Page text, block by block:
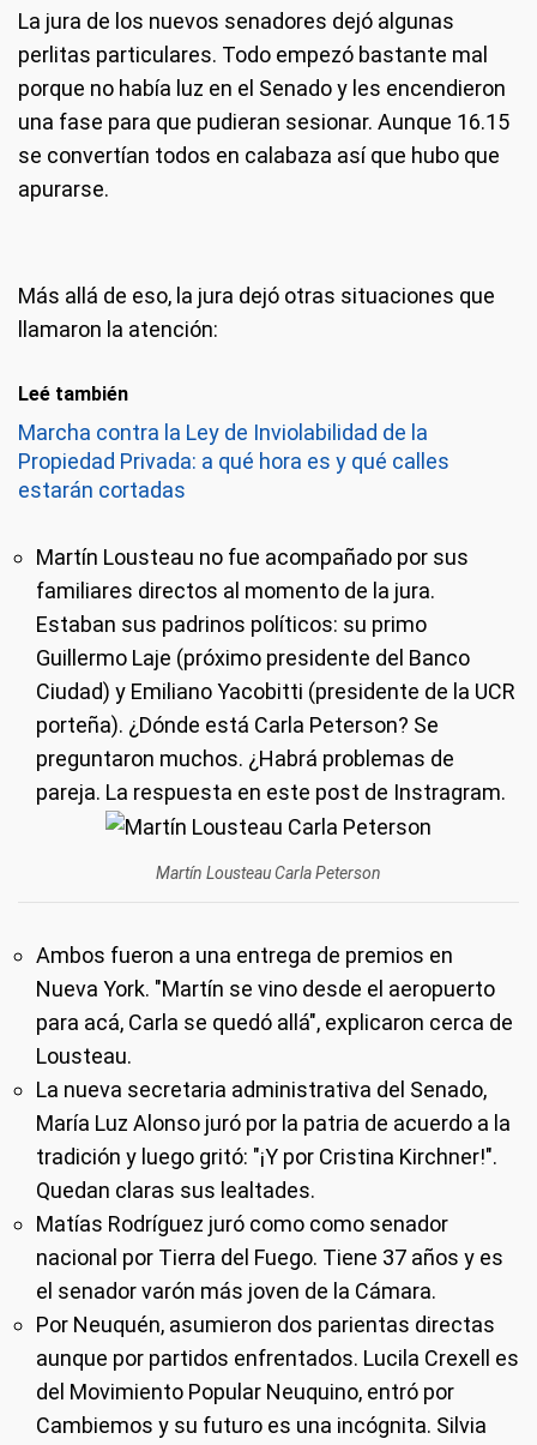
La jura de los nuevos senadores dejó algunas
perlitas particulares. Todo empezó bastante mal
porque no había luz en el Senado y les encendieron
una fase para que pudieran sesionar. Aunque 16.15
se convertían todos en calabaza así que hubo que
apurarse.
Más allá de eso, la jura dejó otras situaciones que
llamaron la atención:
Leé también
Marcha contra la Ley de Inviolabilidad de la
Propiedad Privada: a qué hora es y qué calles
estarán cortadas
Martín Lousteau no fue acompañado por sus
familiares directos al momento de la jura.
Estaban sus padrinos políticos: su primo
Guillermo Laje (próximo presidente del Banco
Ciudad) y Emiliano Yacobitti (presidente de la UCR
porteña). ¿Dónde está Carla Peterson? Se
preguntaron muchos. ¿Habrá problemas de
pareja. La respuesta en este post de Instragram.
Martín Lousteau Carla Peterson
Ambos fueron a una entrega de premios en
Nueva York. "Martín se vino desde el aeropuerto
para acá, Carla se quedó allá", explicaron cerca de
Lousteau.
La nueva secretaria administrativa del Senado,
María Luz Alonso juró por la patria de acuerdo a la
tradición y luego gritó: "¡Y por Cristina Kirchner!".
Quedan claras sus lealtades.
Matías Rodríguez juró como como senador
nacional por Tierra del Fuego. Tiene 37 años y es
el senador varón más joven de la Cámara.
Por Neuquén, asumieron dos parientas directas
aunque por partidos enfrentados. Lucila Crexell es
del Movimiento Popular Neuquino, entró por
Cambiemos y su futuro es una incógnita. Silvia